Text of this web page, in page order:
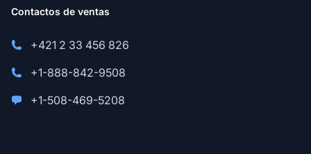
Contactos de ventas
+421 2 33 456 826
+1-888-842-9508
+1-508-469-5208